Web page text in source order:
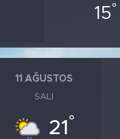
15°
11 AĞUSTOS
SALI
21 °